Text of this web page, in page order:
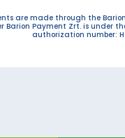
are made through the
Barion Payment Zrt. is under
authorization number: